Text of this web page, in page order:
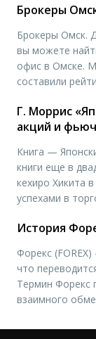
о деловой
Значение
выше 50%
Брокеры
Брокеры Омск.
вы можете
офис в Омске.
составили
офисов и
нужную вам
Г. Моррис
акций и
Книга —
книги еще в
кехиро Хикита
успехами в
и знания.
свечной
История
Форекс
что
Термин Форекс
взаимного
Forex market),